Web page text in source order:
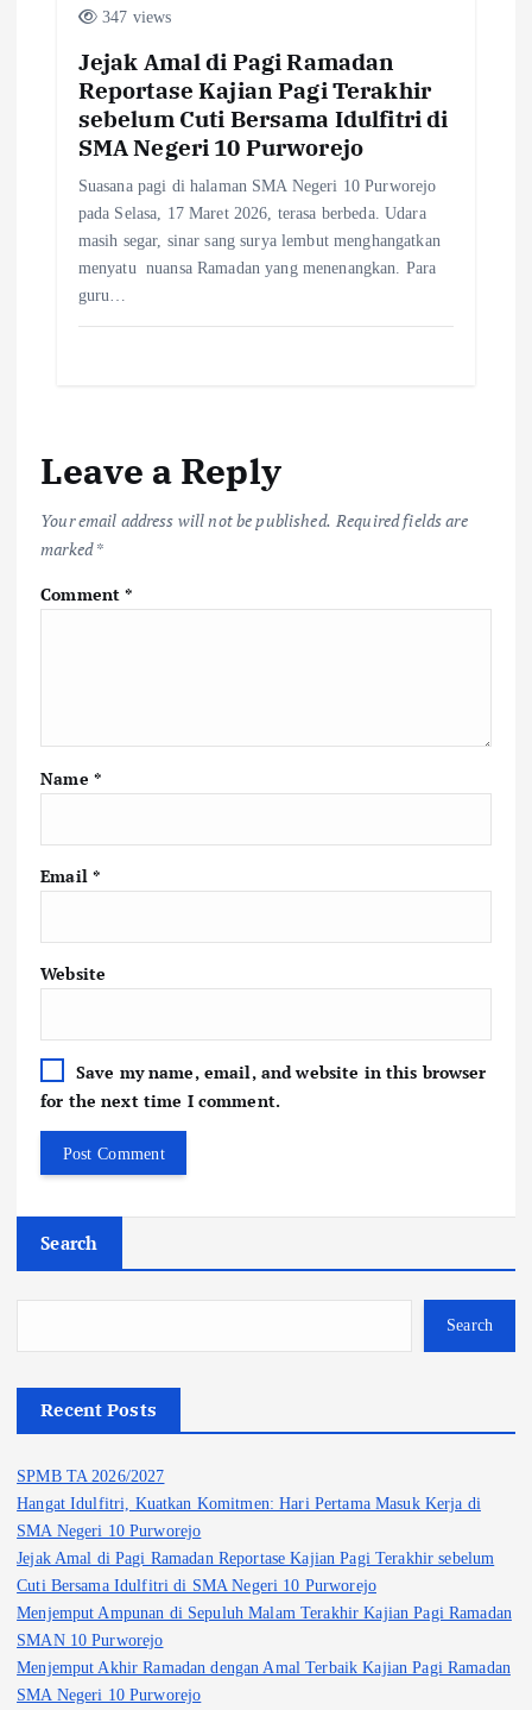
347 views
Jejak Amal di Pagi Ramadan
Reportase Kajian Pagi Terakhir
sebelum Cuti Bersama Idulfitri di
SMA Negeri 10 Purworejo
Suasana pagi di halaman SMA Negeri 10 Purworejo
pada Selasa, 17 Maret 2026, terasa berbeda. Udara
masih segar, sinar sang surya lembut menghangatkan
menyatu nuansa Ramadan yang menenangkan. Para
guru…
Leave a Reply
Your email address will not be published. Required fields are
marked*
Comment*
Name *
Email *
Website
Save my name, email, and website in this browser
for the next time I comment.
Search
Search
Recent Posts
SPMB TA 2026/2027
Hangat Idulfitri, Kuatkan Komitmen: Hari Pertama Masuk Kerja di
SMA Negeri 10 Purworejo
Jejak Amal di Pagi Ramadan Reportase Kajian Pagi Terakhir sebelum
Cuti Bersama Idulfitri di SMA Negeri 10 Purworejo
Menjemput Ampunan di Sepuluh Malam Terakhir Kajian Pagi Ramadan
SMAN 10 Purworejo
Menjemput Akhir Ramadan dengan Amal Terbaik Kajian Pagi Ramadan
SMA Negeri 10 Purworejo